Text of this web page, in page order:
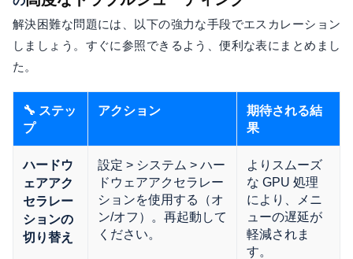
解決困難な問題には、以下の強力な手段でエスカレーション
しましょう。すぐに参照できるよう、便利な表にまとめまし
た。
🔧 ステッ
プ
アクション
期待される結
果
ハードウ
ェアアク
セラレー
ションの
切り替え
設定 > システム > ハー
ドウェアアクセラレー
ションを使用する（オ
ン/オフ）。再起動して
ください。
よりスムーズ
な GPU 処理
により、メニ
ューの遅延が
軽減されま
す。